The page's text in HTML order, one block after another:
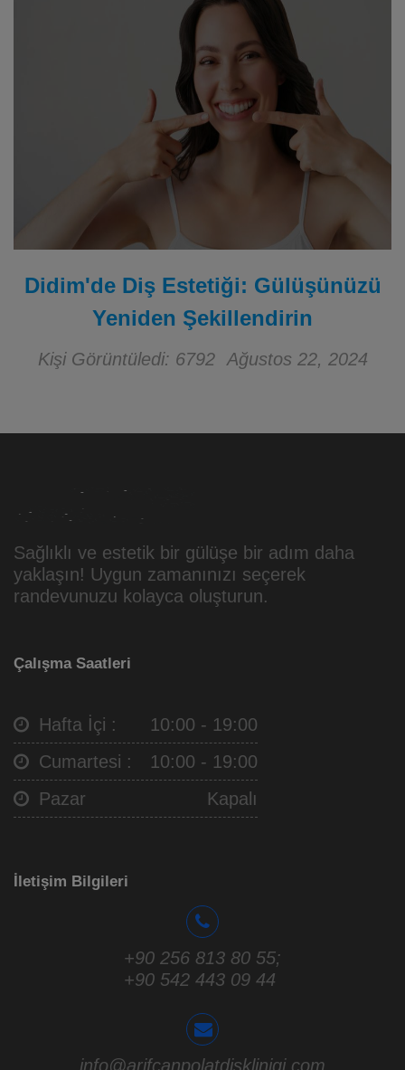
Didim'de Diş Estetiği: Gülüşünüzü
Yeniden Şekillendirin
Kişi Görüntüledi: 6792 Ağustos 22, 2024
Sağlıklı ve estetik bir gülüşe bir adım daha
yaklaşın! Uygun zamanınızı seçerek
randevunuzu kolayca oluşturun.
Çalışma Saatleri
Hafta İçi :
10:00 - 19:00
Cumartesi :
10:00 - 19:00
Pazar
Kapalı
İletişim Bilgileri
+90 256 813 80 55;
+90 542 443 09 44
info@arifcanpolatdisklinigi.com